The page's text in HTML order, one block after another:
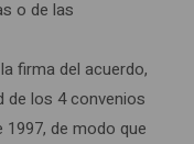
o de las
firma del acuerdo,
de los 4 convenios
de modo que